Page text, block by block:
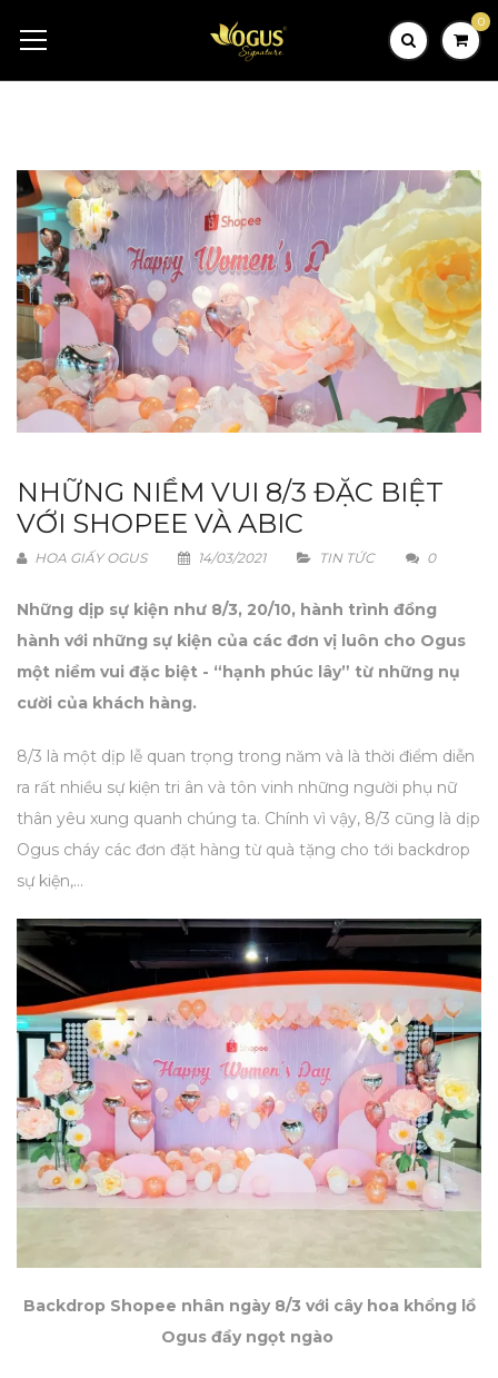
0
NHỮNG NIỀM VUI 8/3 ĐẶC BIỆT
VỚI SHOPEE VÀ ABIC
HOA GIẤY OGUS 14/03/2021 TIN TỨC 0
Những dịp sự kiện như 8/3, 20/10, hành trình đồng
hành với những sự kiện của các đơn vị luôn cho Ogus
một niềm vui đặc biệt - “hạnh phúc lây” từ những nụ
cười của khách hàng.
8/3 là một dịp lễ quan trọng trong năm và là thời điểm diễn
ra rất nhiều sự kiện tri ân và tôn vinh những người phụ nữ
thân yêu xung quanh chúng ta. Chính vì vậy, 8/3 cũng là dịp
Ogus cháy các đơn đặt hàng từ quà tặng cho tới backdrop
sự kiện,...
Backdrop Shopee nhân ngày 8/3 với cây hoa khổng lồ
Ogus đầy ngọt ngào